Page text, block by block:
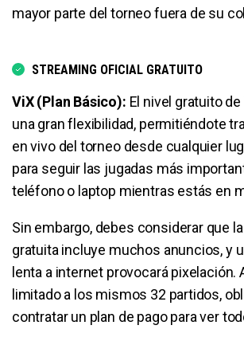
mayor parte del torneo fuera de su
STREAMING OFICIAL GRATUITO
ViX (Plan Básico): El nivel gratuito
una gran flexibilidad, permitiéndote
en vivo del torneo desde cualquier
para seguir las jugadas más
teléfono o laptop mientras estás en
Sin embargo, debes considerar que
gratuita incluye muchos anuncios, y
lenta a internet provocará pixelación.
limitado a los mismos 32 partidos,
contratar un plan de pago para ver